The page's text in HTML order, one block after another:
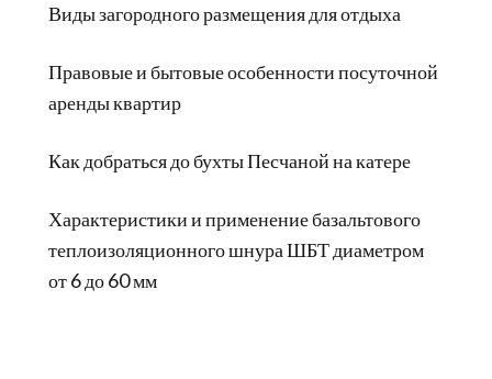
Виды загородного размещения для отдыха
Правовые и бытовые особенности посуточной
аренды квартир
Как добраться до бухты Песчаной на катере
Характеристики и применение базальтового
теплоизоляционного шнура ШБТ диаметром
от 6 до 60 мм